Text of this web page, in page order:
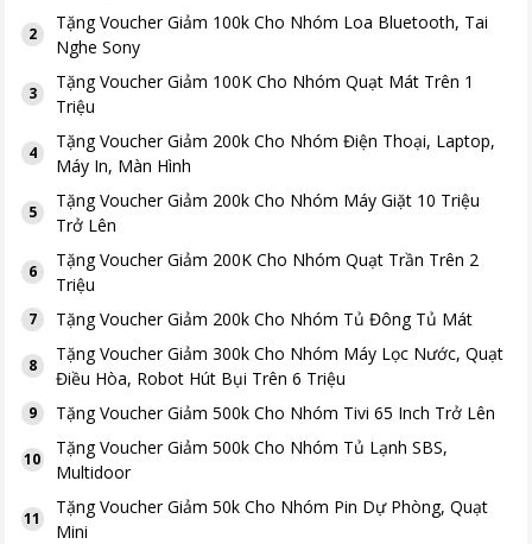
2
TặngVoucher Giảm 100k Cho Nhóm Loa Bluetooth, Tai
Nghe Sony
3
TặngVoucher Giảm 100K Cho Nhóm Quạt Mát Trên 1
Triệu
4
TặngVoucher Giảm 200k Cho Nhóm Điện Thoại, Laptop,
Máy In, Màn Hình
5
TặngVoucher Giảm 200k Cho Nhóm Máy Giặt 10 Triệu
Trở Lên
6
TặngVoucher Giảm 200K Cho Nhóm Quạt Trần Trên 2
Triệu
7 TặngVoucher Giảm 200k Cho Nhóm Tủ Đông Tủ Mát
8
TặngVoucher Giảm 300k Cho Nhóm Máy Lọc Nước, Quạt
Điều Hòa, Robot Hút Bụi Trên 6 Triệu
9 TặngVoucher Giảm 500k Cho Nhóm Tivi 65 Inch Trở Lên
10
TặngVoucher Giảm 500k Cho Nhóm Tủ Lạnh SBS,
Multidoor
11
TặngVoucher Giảm 50k Cho Nhóm Pin Dự Phòng, Quạt
Mini